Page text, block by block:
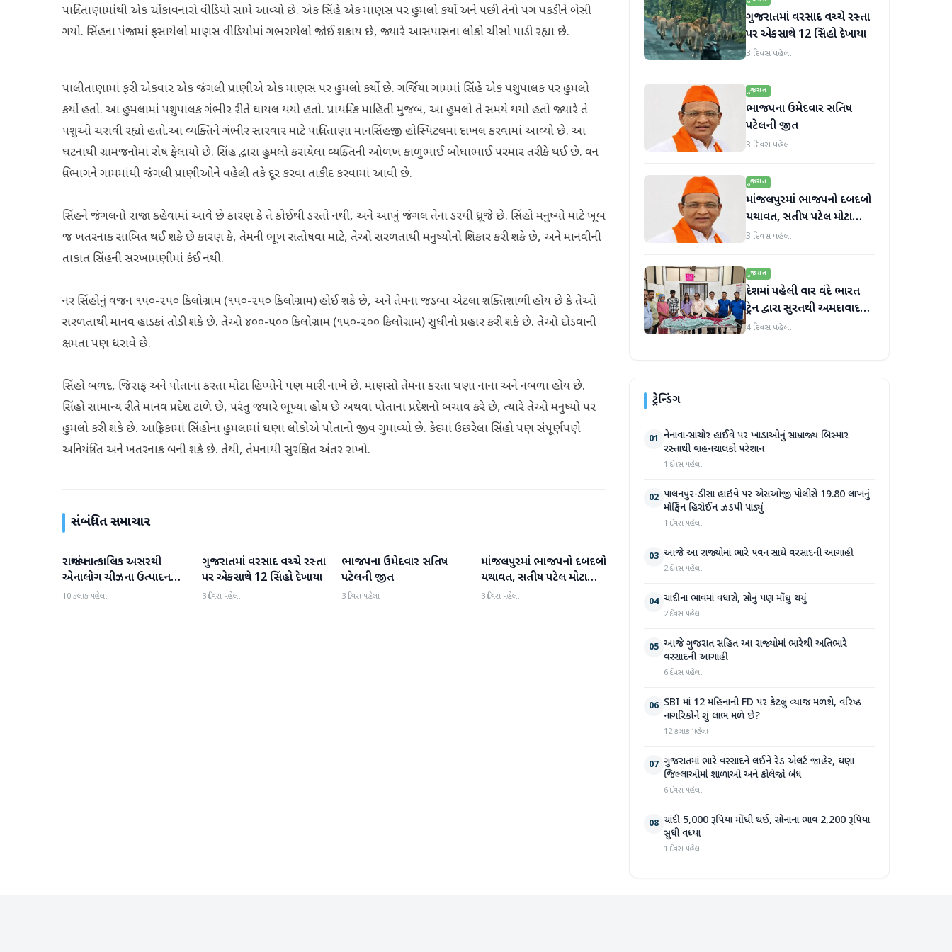
પાલિતાણામાંથી એક ચોંકાવનારો વીડિયો સામે આવ્યો છે. એક સિંહે એક માણસ પર હુમલો કર્યો અને પછી તેનો પગ પકડીને બેસી
ગયો. સિંહના પંજામાં ફસાયેલો માણસ વીડિયોમાં ગભરાયેલો જોઈ શકાય છે, જ્યારે આસપાસના લોકો ચીસો પાડી રહ્યા છે.
પાલીતાણામાં ફરી એકવાર એક જંગલી પ્રાણીએ એક માણસ પર હુમલો કર્યો છે. ગર્જિયા ગામમાં સિંહે એક પશુપાલક પર હુમલો
કર્યો હતો. આ હુમલામાં પશુપાલક ગંભીર રીતે ઘાયલ થયો હતો. પ્રાથમિક માહિતી મુજબ, આ હુમલો તે સમયે થયો હતો જ્યારે તે
પશુઓ ચરાવી રહ્યો હતો.આ વ્યક્તિને ગંભીર સારવાર માટે પાલિતાણા માનસિંહજી હોસ્પિટલમાં દાખલ કરવામાં આવ્યો છે. આ
ઘટનાથી ગ્રામજનોમાં રોષ ફેલાયો છે. સિંહ દ્વારા હુમલો કરાયેલા વ્યક્તિની ઓળખ કાળુભાઈ બોઘાભાઈ પરમાર તરીકે થઈ છે. વન
વિભાગને ગામમાંથી જંગલી પ્રાણીઓને વહેલી તકે દૂર કરવા તાકીદ કરવામાં આવી છે.
સિંહને જંગલનો રાજા કહેવામાં આવે છે કારણ કે તે કોઈથી ડરતો નથી, અને આખું જંગલ તેના ડરથી ધ્રૂજે છે. સિંહો મનુષ્યો માટે ખૂબ
જ ખતરનાક સાબિત થઈ શકે છે કારણ કે, તેમની ભૂખ સંતોષવા માટે, તેઓ સરળતાથી મનુષ્યોનો શિકાર કરી શકે છે, અને માનવીની
તાકાત સિંહની સરખામણીમાં કંઈ નથી.
નર સિંહોનું વજન ૧૫૦-૨૫૦ કિલોગ્રામ (૧૫૦-૨૫૦ કિલોગ્રામ) હોઈ શકે છે, અને તેમના જડબા એટલા શક્તિશાળી હોય છે કે તેઓ
સરળતાથી માનવ હાડકાં તોડી શકે છે. તેઓ ૪૦૦-૫૦૦ કિલોગ્રામ (૧૫૦-૨૦૦ કિલોગ્રામ) સુધીનો પ્રહાર કરી શકે છે. તેઓ દોડવાની
ક્ષમતા પણ ધરાવે છે.
સિંહો બળદ, જિરાફ અને પોતાના કરતા મોટા હિપ્પોને પણ મારી નાખે છે. માણસો તેમના કરતા ઘણા નાના અને નબળા હોય છે.
સિંહો સામાન્ય રીતે માનવ પ્રદેશ ટાળે છે, પરંતુ જ્યારે ભૂખ્યા હોય છે અથવા પોતાના પ્રદેશનો બચાવ કરે છે, ત્યારે તેઓ મનુષ્યો પર
હુમલો કરી શકે છે. આફ્રિકામાં સિંહોના હુમલામાં ઘણા લોકોએ પોતાનો જીવ ગુમાવ્યો છે. કેદમાં ઉછરેલા સિંહો પણ સંપૂર્ણપણે
અનિયંત્રિત અને ખતરનાક બની શકે છે. તેથી, તેમનાથી સુરક્ષિત અંતર રાખો.
સંબંધિત સમાચાર
ગુજરાત
રાજ્યમાં તાત્કાલિક અસરથી
એનાલોગ ચીઝના ઉત્પાદન
અને વેચાણ પર પ્રતિબંધ.
10 કલાક પહેલા
ગુજરાત
ગુજરાતમાં વરસાદ વચ્ચે રસ્તા
પર એકસાથે 12 સિંહો દેખાયા
3 દિવસ પહેલા
ગુજરાત
ભાજપના ઉમેદવાર સતિષ
પટેલની જીત
3 દિવસ પહેલા
ગુજરાત
માંજલપુરમાં ભાજપનો દબદબો
યથાવત, સતીષ પટેલ મોટા
માર્જિનથી આગળ
3 દિવસ પહેલા
ગુજરાતમાં વરસાદ વચ્ચે રસ્તા
પર એકસાથે 12 સિંહો દેખાયા
3 દિવસ પહેલા
ગુજરાત
ભાજપના ઉમેદવાર સતિષ
પટેલની જીત
3 દિવસ પહેલા
ગુજરાત
માંજલપુરમાં ભાજપનો દબદબો
યથાવત, સતીષ પટેલ મોટા
માર્જિનથી આગળ
3 દિવસ પહેલા
ગુજરાત
દેશમાં પહેલી વાર વંદે ભારત
ટ્રેન દ્વારા સુરતથી અમદાવાદ
હૃદય પહોંચાડવામાં આવ્યું
4 દિવસ પહેલા
ટ્રેન્ડિંગ
01 નેનાવા-સાંચોર હાઈવે પર ખાડાઓનું સામ્રાજ્ય બિસ્માર
રસ્તાથી વાહનચાલકો પરેશાન
1 દિવસ પહેલા
02 પાલનપુર-ડીસા હાઇવે પર એસઓજી પોલીસે 19.80 લાખનું
મોર્ફિન હિરોઈન ઝડપી પાડ્યું
1 દિવસ પહેલા
03 આજે આ રાજ્યોમાં ભારે પવન સાથે વરસાદની આગાહી
2 દિવસ પહેલા
04 ચાંદીના ભાવમાં વધારો, સોનું પણ મોંઘુ થયું
2 દિવસ પહેલા
05 આજે ગુજરાત સહિત આ રાજ્યોમાં ભારેથી અતિભારે
વરસાદની આગાહી
6 દિવસ પહેલા
06 SBI માં 12 મહિનાની FD પર કેટલું વ્યાજ મળશે, વરિષ્ઠ
નાગરિકોને શું લાભ મળે છે?
12 કલાક પહેલા
07 ગુજરાતમાં ભારે વરસાદને લઈને રેડ એલર્ટ જાહેર, ઘણા
જિલ્લાઓમાં શાળાઓ અને કોલેજો બંધ
6 દિવસ પહેલા
08 ચાંદી 5,000 રૂપિયા મોંઘી થઈ, સોનાના ભાવ 2,200 રૂપિયા
સુધી વધ્યા
1 દિવસ પહેલા